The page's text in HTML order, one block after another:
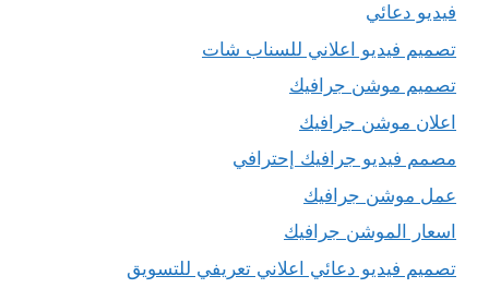
فيديو دعائي
تصميم فيديو اعلاني للسناب شات
تصميم موشن جرافيك
اعلان موشن جرافيك
مصمم فيديو جرافيك إحترافي
عمل موشن جرافيك
اسعار الموشن جرافيك
تصميم فيديو دعائي اعلاني تعريفي للتسويق